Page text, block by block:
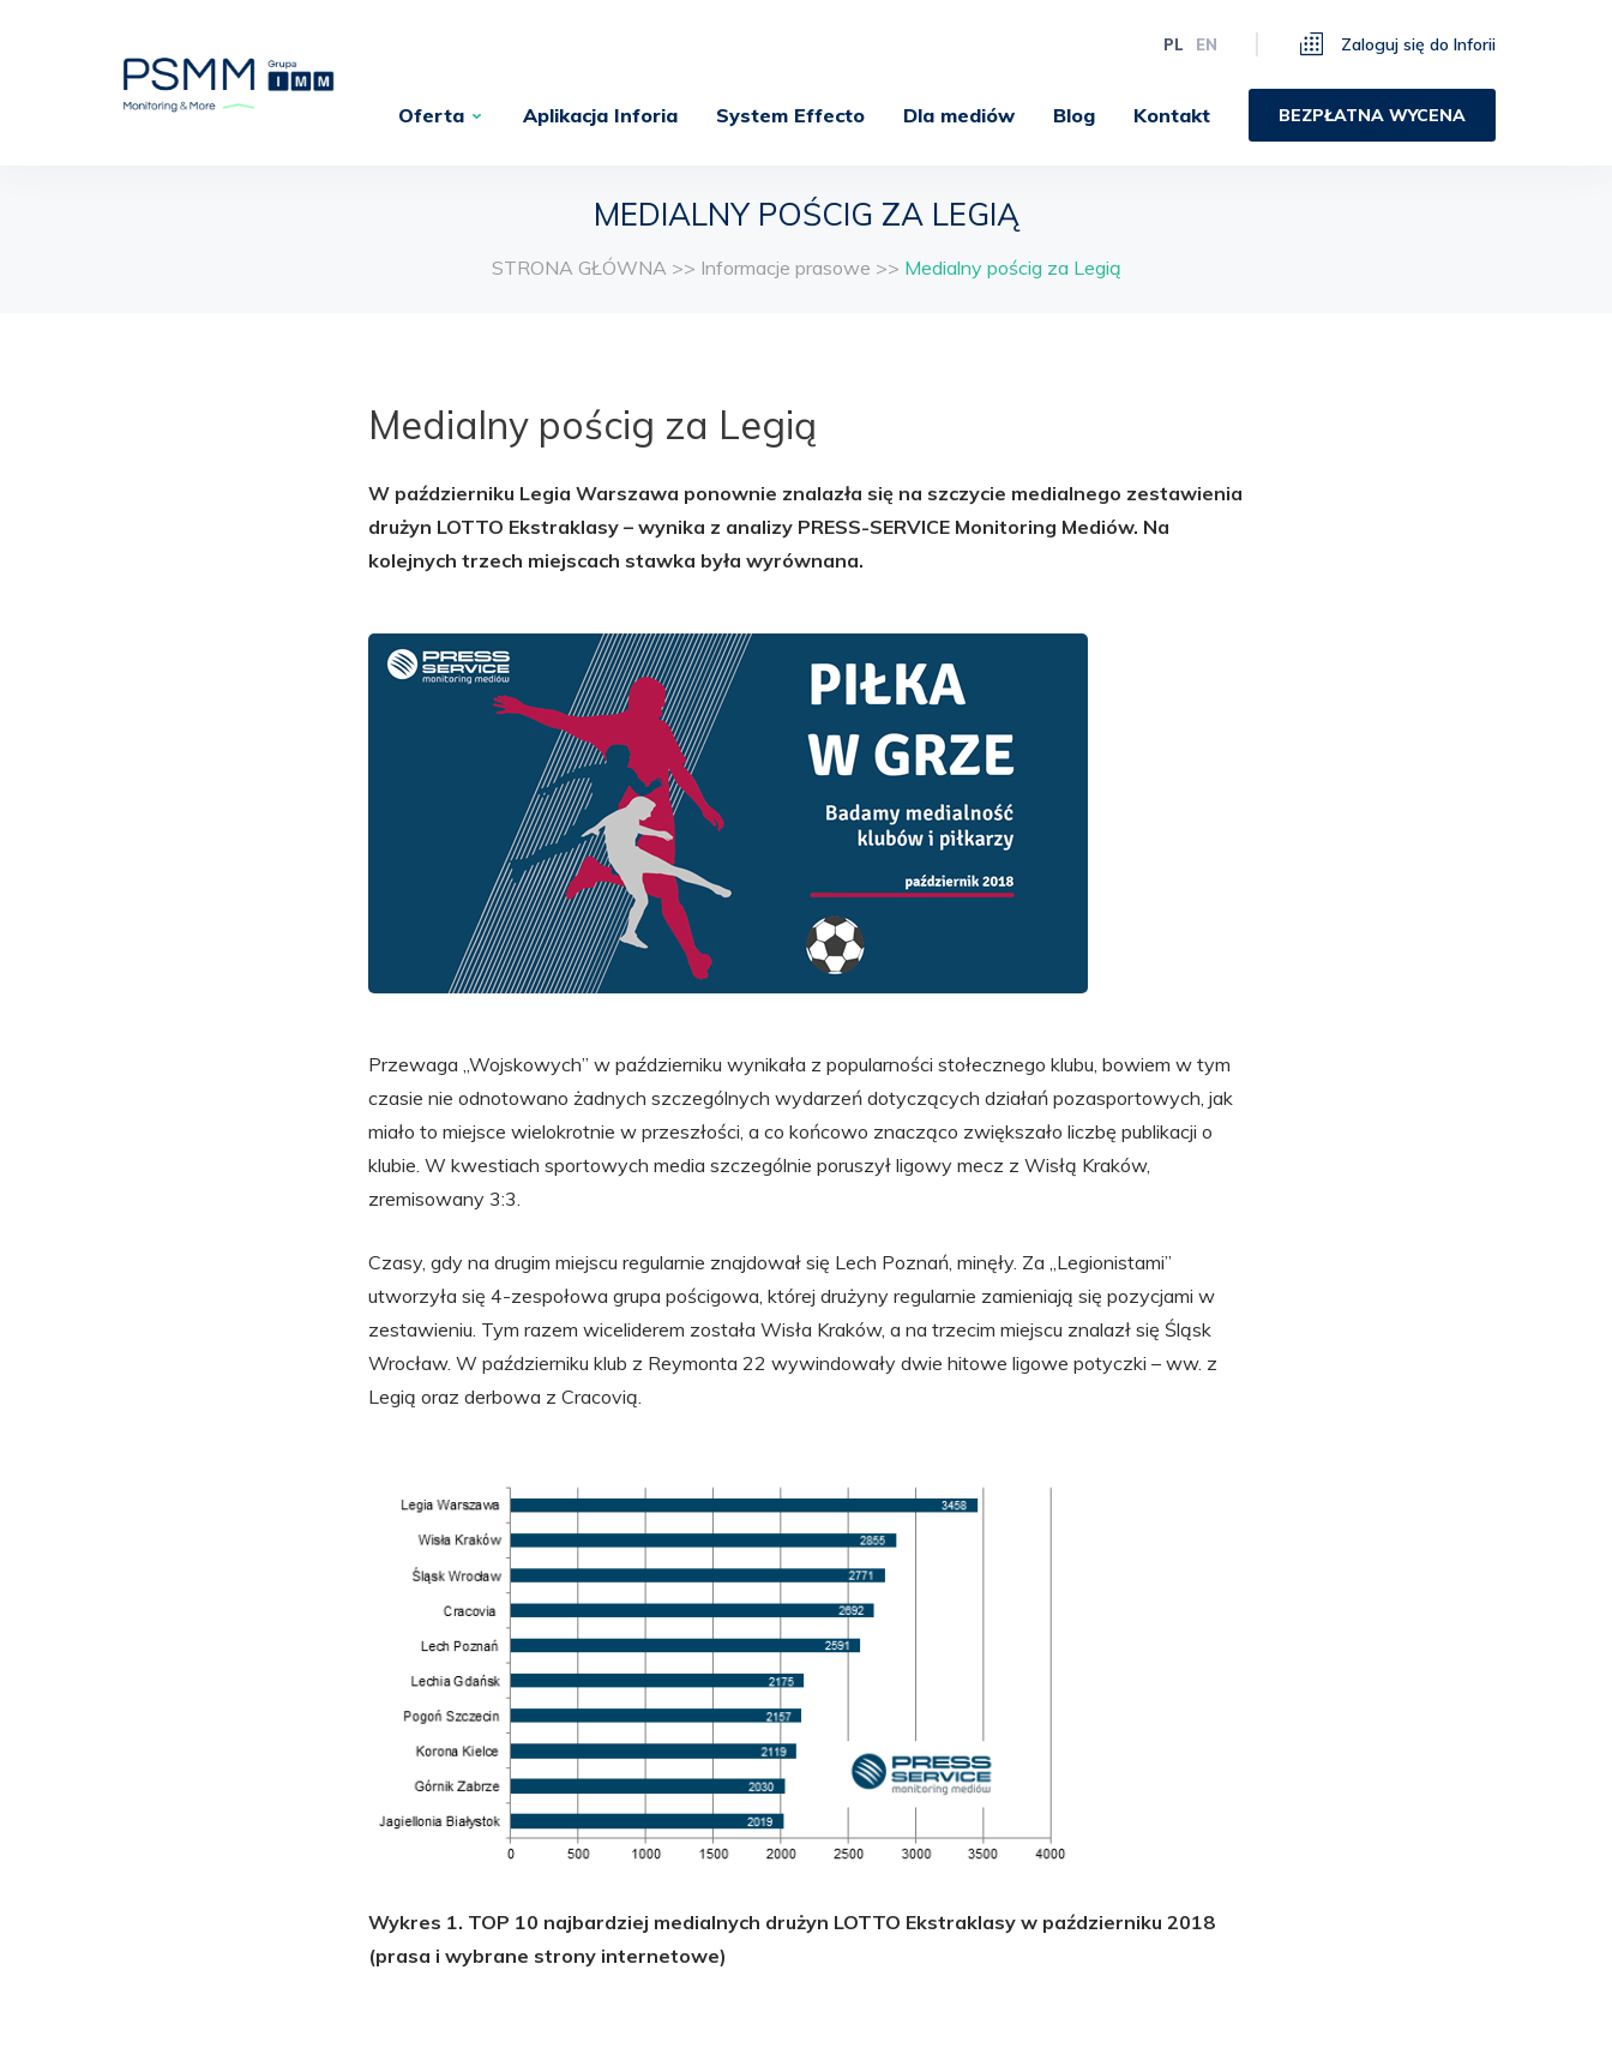
PL EN Zaloguj się do Inforii
Oferta Aplikacja Inforia System Effecto Dla mediów Blog Kontakt BEZPŁATNA WYCENA
MEDIALNY POŚCIG ZA LEGIĄ
STRONA GŁÓWNA >> Informacje prasowe >> Medialny pościg za Legią
Medialny pościg za Legią
W październiku Legia Warszawa ponownie znalazła się na szczycie medialnego zestawienia
drużyn LOTTO Ekstraklasy – wynika z analizy PRESS-SERVICE Monitoring Mediów. Na
kolejnych trzech miejscach stawka była wyrównana.
Przewaga „Wojskowych” w październiku wynikała z popularności stołecznego klubu, bowiem w tym
czasie nie odnotowano żadnych szczególnych wydarzeń dotyczących działań pozasportowych, jak
miało to miejsce wielokrotnie w przeszłości, a co końcowo znacząco zwiększało liczbę publikacji o
klubie. W kwestiach sportowych media szczególnie poruszył ligowy mecz z Wisłą Kraków,
zremisowany 3:3.
Czasy, gdy na drugim miejscu regularnie znajdował się Lech Poznań, minęły. Za „Legionistami”
utworzyła się 4-zespołowa grupa pościgowa, której drużyny regularnie zamieniają się pozycjami w
zestawieniu. Tym razem wiceliderem została Wisła Kraków, a na trzecim miejscu znalazł się Śląsk
Wrocław. W październiku klub z Reymonta 22 wywindowały dwie hitowe ligowe potyczki – ww. z
Legią oraz derbowa z Cracovią.
Wykres 1. TOP 10 najbardziej medialnych drużyn LOTTO Ekstraklasy w październiku 2018
(prasa i wybrane strony internetowe)